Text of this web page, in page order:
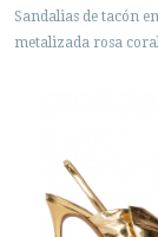
Sandalias de tacón
metalizada rosa